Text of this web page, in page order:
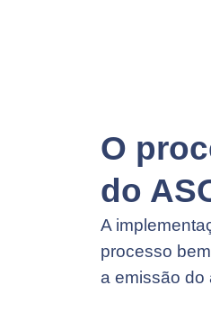
O
do
A
processo
a emissão do